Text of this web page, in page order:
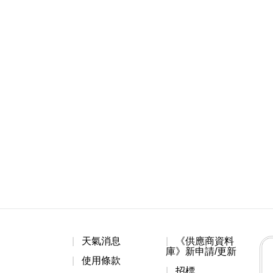
天氣消息
使用條款
《供應商資料
庫》新申請/更新
招標